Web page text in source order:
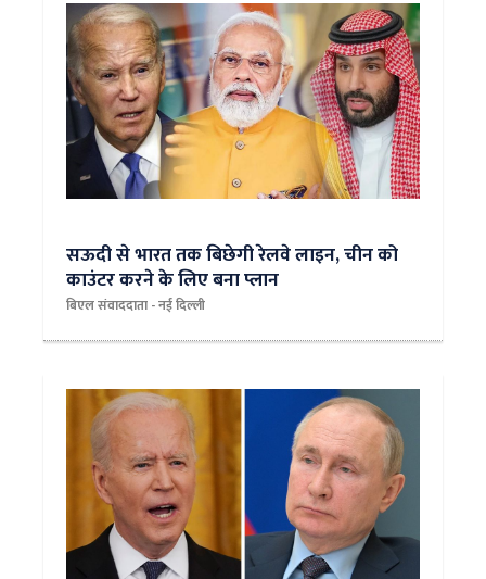
सऊदी से भारत तक बिछेगी रेलवे लाइन, चीन को
काउंटर करने के लिए बना प्लान
बिएल संवाददाता - नई दिल्ली